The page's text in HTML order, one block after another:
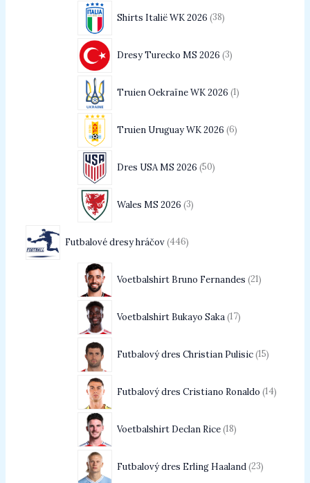
Shirts Italië WK 2026 38
Dresy Turecko MS 2026 3
Truien Oekraïne WK 2026 1
Truien Uruguay WK 2026 6
Dres USA MS 2026 50
Wales MS 2026 3
Futbalové dresy hráčov 446
Voetbalshirt Bruno Fernandes 21
Voetbalshirt Bukayo Saka 17
Futbalový dres Christian Pulisic 15
Futbalový dres Cristiano Ronaldo 14
Voetbalshirt Declan Rice 18
Futbalový dres Erling Haaland 23